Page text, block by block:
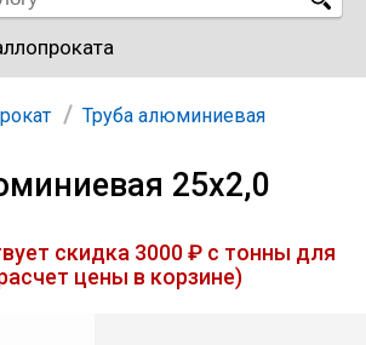
профильная
Труба алюминиевая
25х2,0
скидка 3000 ₽ с тонны для
цены в корзине)